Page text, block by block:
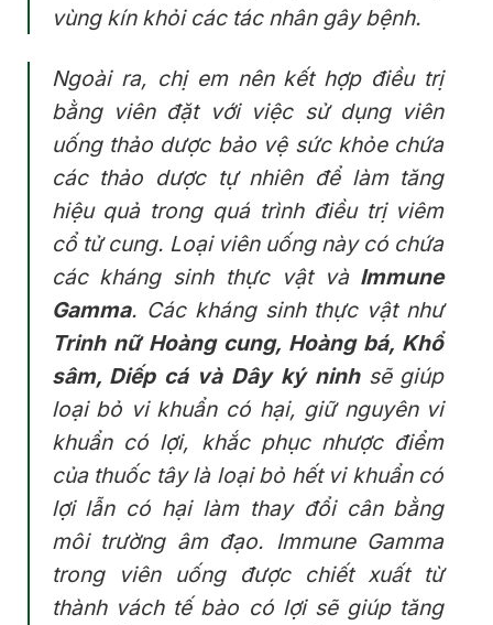
vùng kín khỏi các tác nhân gây bệnh.
Ngoài ra, chị em nên kết hợp điều trị
bằng viên đặt với việc sử dụng viên
uống thảo dược bảo vệ sức khỏe chứa
các thảo dược tự nhiên để làm tăng
hiệu quả trong quá trình điều trị viêm
cổ tử cung. Loại viên uống này có chứa
các kháng sinh thực vật và Immune
Gamma. Các kháng sinh thực vật như
Trinh nữ Hoàng cung, Hoàng bá, Khổ
sâm, Diếp cá và Dây ký ninhsẽ giúp
loại bỏ vi khuẩn có hại, giữ nguyên vi
khuẩn có lợi, khắc phục nhược điểm
của thuốc tây là loại bỏ hết vi khuẩn có
lợi lẫn có hại làm thay đổi cân bằng
môi trường âm đạo. Immune Gamma
trong viên uống được chiết xuất từ
thành vách tế bào có lợi sẽ giúp tăng